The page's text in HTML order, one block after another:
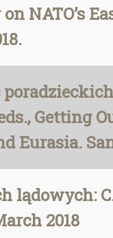
NATO’s
Getting
Eurasia.
2018